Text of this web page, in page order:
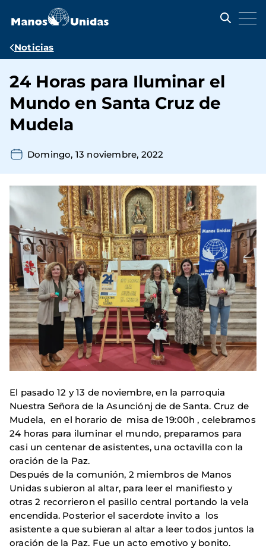
contenido
Ruta
navegación
Noticias
24 Horas para Iluminar el
Mundo en Santa Cruz de
Mudela
Domingo, 13 noviembre, 2022
El pasado 12 y 13 de noviembre, en la parroquia
Nuestra Señora de la Asunciónj de de Santa. Cruz de
Mudela, en el horario de misa de 19:00h , celebramos
24 horas para iluminar el mundo, preparamos para
casi un centenar de asistentes, una octavilla con la
oración de la Paz.
Después de la comunión, 2 miembros de Manos
Unidas subieron al altar, para leer el manifiesto y
otras 2 recorrieron el pasillo central portando la vela
encendida. Posterior el sacerdote invito a los
asistente a que subieran al altar a leer todos juntos la
oración de la Paz. Fue un acto emotivo y bonito.